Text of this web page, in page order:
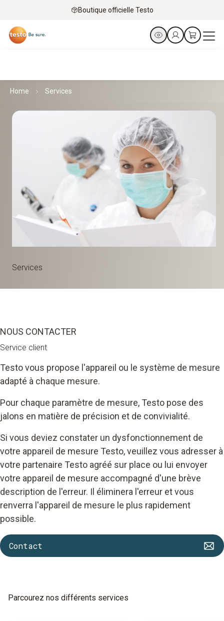
Boutique officielle Testo
Home Services
Services
NOUS CONTACTER
Service client
Testo vous propose l'appareil ou le système de mesure
adapté à chaque mesure.
Pour chaque paramètre de mesure, Testo pose des
jalons en matière de précision et de convivialité.
Si vous deviez constater un dysfonctionnement de
votre appareil de mesure Testo, veuillez vous adresser à
votre partenaire Testo agréé sur place ou lui envoyer
votre appareil de mesure accompagné d'une brève
description de l'erreur. Il éliminera l'erreur et vous
renverra l'appareil de mesure le plus rapidement
possible.
Contact
Parcourez nos différents services